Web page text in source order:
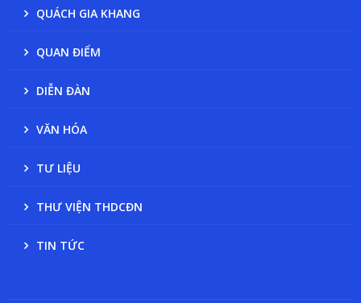
QUÁCH GIA KHANG
QUAN ĐIỂM
DIỄN ĐÀN
VĂN HÓA
TƯ LIỆU
THƯ VIỆN THDCĐN
TIN TỨC